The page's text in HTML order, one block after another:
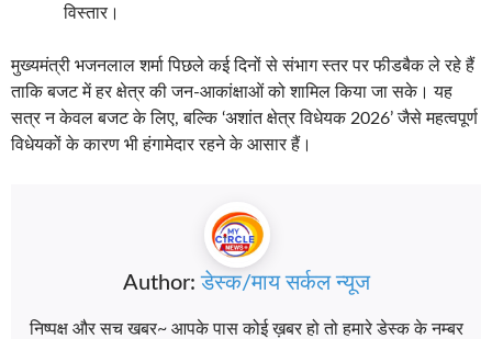
विस्तार।
मुख्यमंत्री भजनलाल शर्मा पिछले कई दिनों से संभाग स्तर पर फीडबैक ले रहे हैं
ताकि बजट में हर क्षेत्र की जन-आकांक्षाओं को शामिल किया जा सके। यह
सत्र न केवल बजट के लिए, बल्कि ‘अशांत क्षेत्र विधेयक 2026’ जैसे महत्वपूर्ण
विधेयकों के कारण भी हंगामेदार रहने के आसार हैं।
Author:डेस्क/माय सर्कल न्यूज
निष्पक्ष और सच खबर~ आपके पास कोई ख़बर हो तो हमारे डेस्क के नम्बर